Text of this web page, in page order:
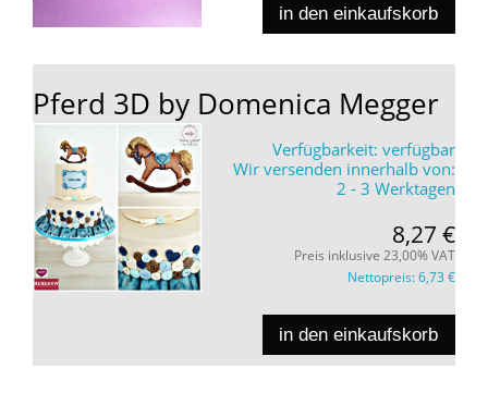
in den einkaufskorb
Pferd 3D by Domenica Megger
Verfügbarkeit: verfügbar
Wir versenden innerhalb von:
2 - 3 Werktagen
8,27 €
Preis inklusive 23,00% VAT
Nettopreis:6,73 €
in den einkaufskorb